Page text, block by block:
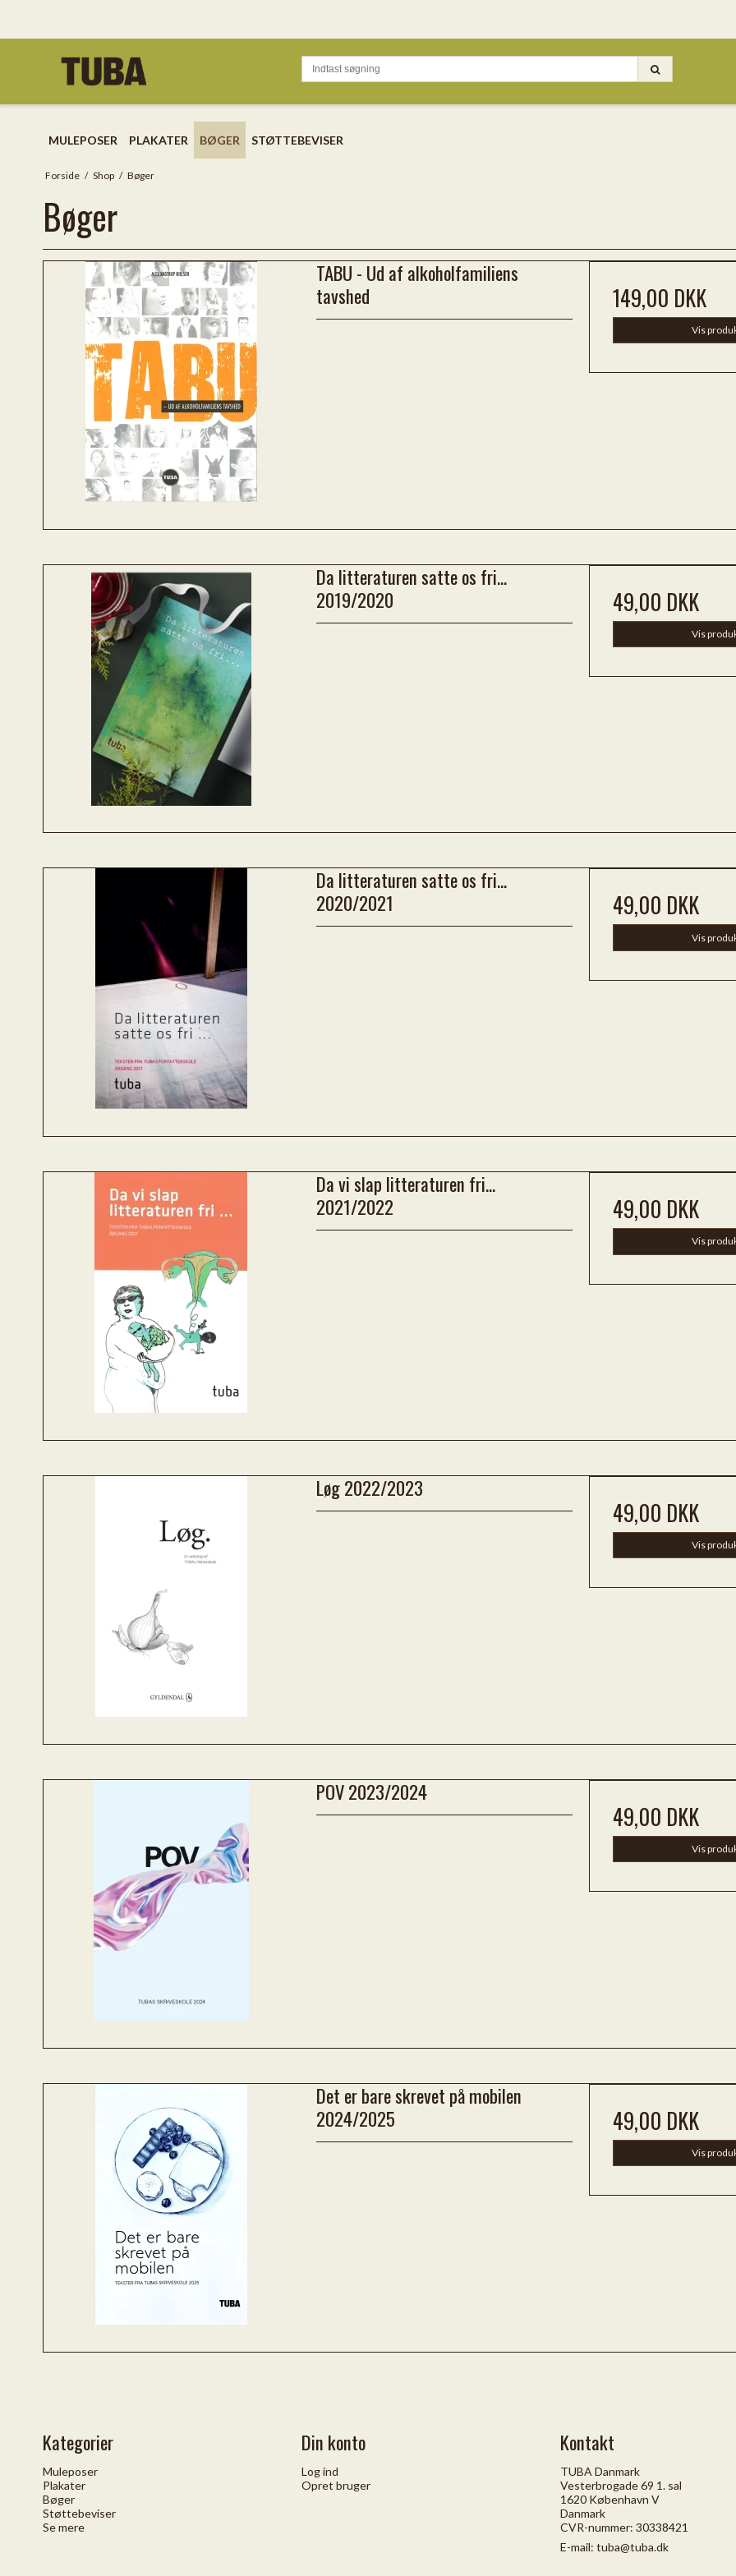
MULEPOSER PLAKATER BØGER STØTTEBEVISER
Forside / Shop / Bøger
Bøger
TABU - Ud af alkoholfamiliens
tavshed
149,00 DKK
Vis
Da litteraturen satte os fri...
2019/2020
49,00 DKK
Vis
Da litteraturen satte os fri...
2020/2021
49,00 DKK
Vis
Da vi slap litteraturen fri...
2021/2022
49,00 DKK
Vis
Løg 2022/2023
49,00 DKK
Vis
POV 2023/2024
49,00 DKK
Vis
Det er bare skrevet på mobilen
2024/2025
49,00 DKK
Vis
Kategorier
Muleposer
Plakater
Bøger
Støttebeviser
Se mere
Din konto
Log ind
Opret bruger
Kontakt
TUBA Danmark
Vesterbrogade 69 1. sal
1620 København V
Danmark
CVR-nummer: 30338421
E-mail: tuba@tuba.dk